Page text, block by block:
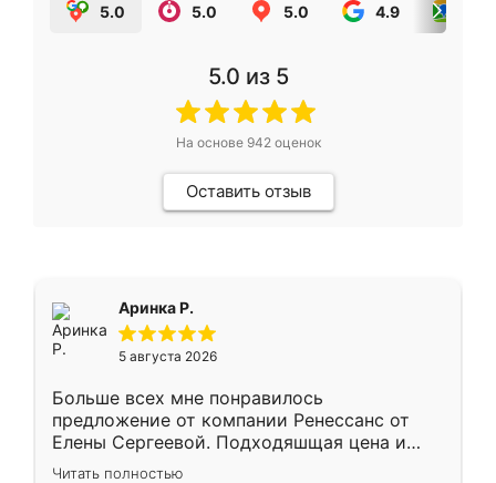
5.0 5.0 5.0 4.9
5.0 из 5
На основе 942оценок
Оставить отзыв
Аринка Р.
5 августа 2026
Больше всех мне понравилось
предложение от компании Ренессанс от
Елены Сергеевой. Подходяшщая цена и
короткие сроки изготовления. Приехавший
Читать полностью